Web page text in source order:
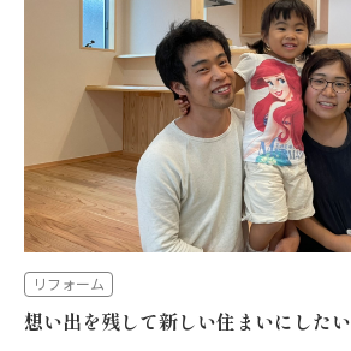
リフォーム
想い出を残して新しい住まいにしたい